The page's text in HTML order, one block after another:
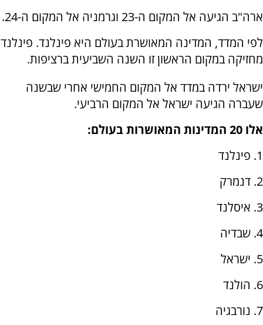
ארה"ב הגיעה אל המקום ה-23 וגרמניה אל המקום ה-24.
לפי המדד, המדינה המאושרת בעולם היא פינלנד. פינלנד
מחזיקה במקום הראשון זו השנה השביעית ברציפות.
ישראל ירדה במדד אל המקום החמישי אחרי שבשנה
שעברה הגיעה ישראל אל המקום הרביעי.
אלו 20 המדינות המאושרות בעולם:
1. פינלנד
2. דנמרק
3. איסלנד
4. שבדיה
5. ישראל
6. הולנד
7. נורבגיה